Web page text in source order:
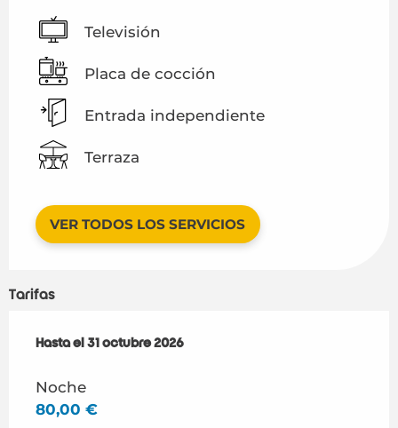
Televisión
Placa de cocción
Entrada independiente
Terraza
VER TODOS LOS SERVICIOS
Tarifas
Desde1 abril 2026hasta31 octubre 2026
Hasta el 31 octubre 2026
Noche
80,00 €